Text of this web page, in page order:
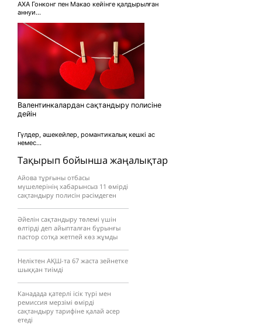
Тақырып бойынша жаңалықтар
Айова тұрғыны отбасы
мүшелерінің хабарынсыз 11 өмірді
сақтандыру полисін рәсімдеген
Әйелін сақтандыру төлемі үшін
өлтірді деп айыпталған бұрынғы
пастор сотқа жетпей көз жұмды
Неліктен АҚШ-та 67 жаста зейнетке
шыққан тиімді
Канадада қатерлі ісік түрі мен
ремиссия мерзімі өмірді
сақтандыру тарифіне қалай әсер
етеді
AXA Гонконг пен Макао кейінге қалдырылған
аннуи...
Валентинкалардан сақтандыру полисіне
дейін
Гүлдер, әшекейлер, романтикалық кешкі ас
немес...